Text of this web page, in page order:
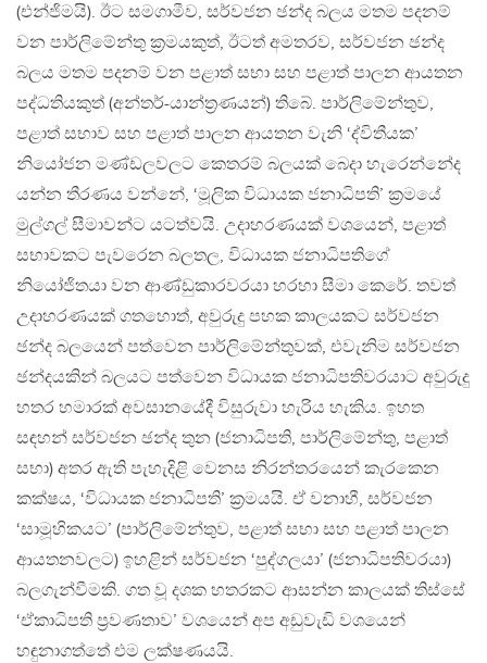
(එන්ජිමයි). ඊට සමගාමීව, සර්වජන ඡන්ද බලය මතම පදනම්
වන පාර්ලිමේන්තු ක්‍රමයකුත්, ඊටත් අමතරව, සර්වජන ඡන්ද
බලය මතම පදනම් වන පළාත් සභා සහ පළාත් පාලන ආයතන
පද්ධතියකුත් (අන්තර්-යාන්ත්‍රණයන්) තිබේ. පාර්ලිමේන්තුව,
පළාත් සභාව සහ පළාත් පාලන ආයතන වැනි ‘ද්විතීයක’
නියෝජන මණ්ඩලවලට කෙතරම් බලයක් බෙදා හැරෙන්නේද
යන්න තීරණය වන්නේ, ‘මූලික විධායක ජනාධිපති’ ක්‍රමයේ
මුල්ගල් සීමාවන්ට යටත්වයි. උදාහරණයක් වශයෙන්, පළාත්
සභාවකට පැවරෙන බලතල, විධායක ජනාධිපතිගේ
නියෝජිතයා වන ආණ්ඩුකාරවරයා හරහා සීමා කෙරේ. තවත්
උදාහරණයක් ගතහොත්, අවුරුදු පහක කාලයකට සර්වජන
ඡන්ද බලයෙන් පත්වෙන පාර්ලිමේන්තුවක්, එවැනිම සර්වජන
ඡන්දයකින් බලයට පත්වෙන විධායක ජනාධිපතිවරයාට අවුරුදු
හතර හමාරක් අවසානයේදී විසුරුවා හැරිය හැකිය. ඉහත
සඳහන් සර්වජන ඡන්ද තුන (ජනාධිපති, පාර්ලිමේන්තු, පළාත්
සභා) අතර ඇති පැහැදිළි වෙනස නිරන්තරයෙන් කැරකෙන
කක්ෂය, ‘විධායක ජනාධිපති’ ක්‍රමයයි. ඒ වනාහී, සර්වජන
‘සාමූහිකයට’ (පාර්ලිමේන්තුව, පළාත් සභා සහ පළාත් පාලන
ආයතනවලට) ඉහළින් සර්වජන ‘පුද්ගලයා’ (ජනාධිපතිවරයා)
බලගැන්වීමකි. ගත වූ දශක හතරකට ආසන්න කාලයක් තිස්සේ
‘ඒකාධිපති ප්‍රවණතාව’ වශයෙන් අප අඩුවැඩි වශයෙන්
හඳුනාගත්තේ එම ලක්ෂණයයි.